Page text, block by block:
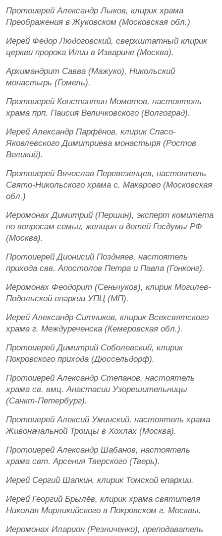
Протоиерей Александр Лыков, клирик храма
Преображения в Жуковском (Московская обл.)
Иерей Федор Людоговский, сверхштатный клирик
церкви пророка Илии в Изварине (Москва).
Архимандрит Савва (Мажуко), Никольский
монастырь (Гомель).
Протоиерей Константин Момотов, настоятель
храма прп. Паисия Величковского (Волгоград).
Иерей Александр Парфёнов, клирик Спасо-
Яковлевского Димитриева монастыря (Ростов
Великий).
Протоиерей Вячеслав Перевезенцев, настоятель
Свято-Никольского храма с. Макарово (Московская
обл.)
Иеромонах Димитрий (Першин), эксперт комитета
по вопросам семьи, женщин и детей Госдумы РФ
(Москва).
Протоиерей Дионисий Поздняев, настоятель
прихода свв. Апостолов Петра и Павла (Гонконг).
Иеромонах Феодорит (Сеньчуков), клирик Могилев-
Подольской епархии УПЦ (МП).
Иерей Александр Ситников, клирик Всехсвятского
храма г. Междуреченска (Кемеровская обл.).
Протоиерей Димитрий Соболевский, клирик
Покровского прихода (Дюссельдорф).
Протоиерей Александр Степанов, настоятель
храма св. вмц. Анастасии Узорешительницы
(Санкт-Петербург).
Протоиерей Алексий Уминский, настоятель храма
Живоначальной Троицы в Хохлах (Москва).
Протоиерей Александр Шабанов, настоятель
храма свт. Арсения Тверского (Тверь).
Иерей Сергий Шапкин, клирик Томской епархии.
Иерей Георгий Брылёв, клирик храма святителя
Николая Мирликийского в Покровском г. Москвы.
Иеромонах Иларион (Резниченко), преподаватель